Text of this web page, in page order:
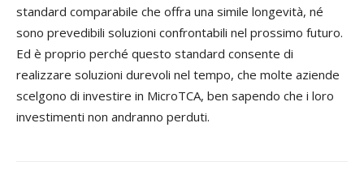
standard comparabile che offra una simile longevità, né
sono prevedibili soluzioni confrontabili nel prossimo futuro.
Ed è proprio perché questo standard consente di
realizzare soluzioni durevoli nel tempo, che molte aziende
scelgono di investire in MicroTCA, ben sapendo che i loro
investimenti non andranno perduti.